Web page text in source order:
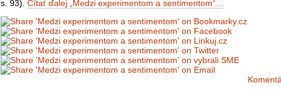
s. 93). Čítať ďalej „Medzi experimentom a sentimentom“…